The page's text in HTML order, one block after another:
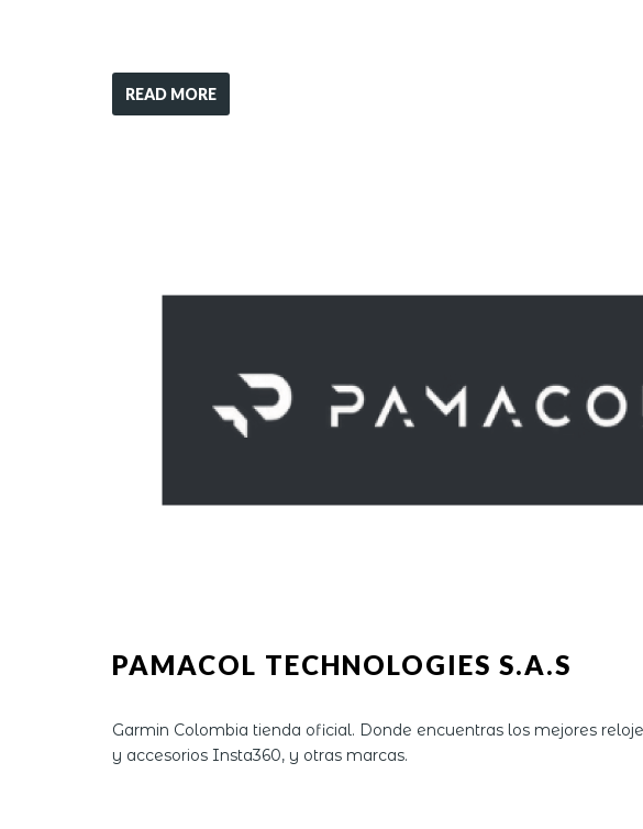
READ MORE
PAMACOL TECHNOLOGIES S.A.S
Garmin Colombia tienda oficial. Donde encuentras los mejores
y accesorios Insta360, y otras marcas.